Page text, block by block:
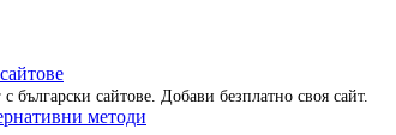
български сайтове. Добави безплатно своя сайт.
методи